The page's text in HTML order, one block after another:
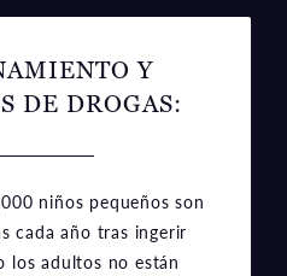
Y
DE DROGAS:
niños pequeños son
cada año tras ingerir
los adultos no están